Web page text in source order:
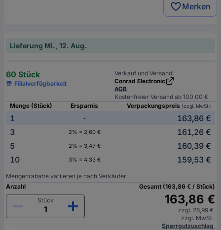
Merken
Lieferung Mi., 12. Aug.
60 Stück
Filialverfügbarkeit
Verkauf und Versand:
Conrad Electronic
AGB
Kostenfreier Versand ab 100,00 €
Menge (Stück)
Ersparnis Verpackungspreis (zzgl. MwSt.)
1 -
163,86 €
3
2% = 2,60 €
161,26 €
5
2% = 3,47 €
160,39 €
10
3% = 4,33 € 159,53 €
Mengenrabatte variieren je nach Verkäufer
Anzahl
Stück
Gesamt (163,86 € / Stück)
163,86 €
zzgl. 26,99 €
zzgl. MwSt.
Sperrgutzuschlag